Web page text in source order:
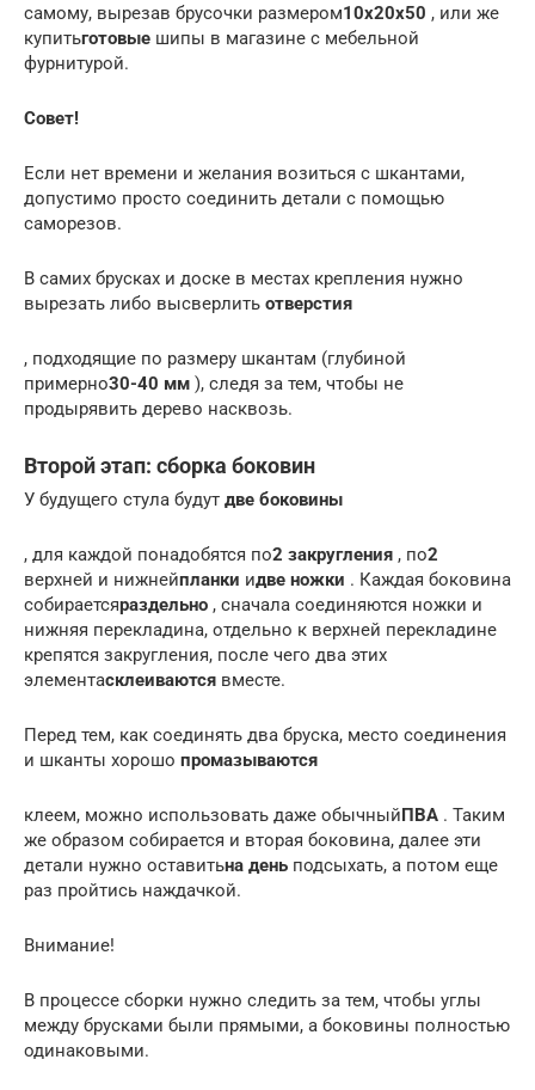
самому, вырезав брусочки размером10х20х50 , или же
купитьготовые шипы в магазине с мебельной
фурнитурой.
Совет!
Если нет времени и желания возиться с шкантами,
допустимо просто соединить детали с помощью
саморезов.
В самих брусках и доске в местах крепления нужно
вырезать либо высверлить отверстия
, подходящие по размеру шкантам (глубиной
примерно30-40 мм ), следя за тем, чтобы не
продырявить дерево насквозь.
Второй этап: сборка боковин
У будущего стула будут две боковины
, для каждой понадобятся по2 закругления , по2
верхней и нижнейпланки идве ножки . Каждая боковина
собираетсяраздельно , сначала соединяются ножки и
нижняя перекладина, отдельно к верхней перекладине
крепятся закругления, после чего два этих
элементасклеиваются вместе.
Перед тем, как соединять два бруска, место соединения
и шканты хорошо промазываются
клеем, можно использовать даже обычныйПВА . Таким
же образом собирается и вторая боковина, далее эти
детали нужно оставитьна день подсыхать, а потом еще
раз пройтись наждачкой.
Внимание!
В процессе сборки нужно следить за тем, чтобы углы
между брусками были прямыми, а боковины полностью
одинаковыми.